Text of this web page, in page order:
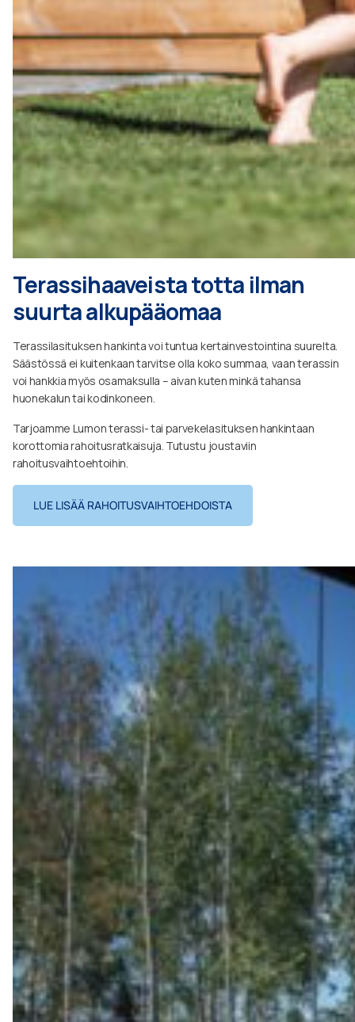
Terassihaaveista totta ilman
suurta alkupääomaa
Terassilasituksen hankinta voi tuntua kertainvestointina suurelta.
Säästössä ei kuitenkaan tarvitse olla koko summaa, vaan terassin
voi hankkia myös osamaksulla – aivan kuten minkä tahansa
huonekalun tai kodinkoneen.
Tarjoamme Lumon terassi- tai parvekelasituksen hankintaan
korottomia rahoitusratkaisuja. Tutustu joustaviin
rahoitusvaihtoehtoihin.
LUE LISÄÄ RAHOITUSVAIHTOEHDOISTA